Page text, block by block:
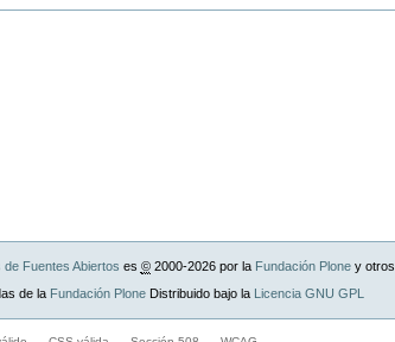
Fuentes Abiertos es ©2000-2026 por la Fundación Ploney otros.
de la Fundación PloneDistribuido bajo la Licencia GNU GPL